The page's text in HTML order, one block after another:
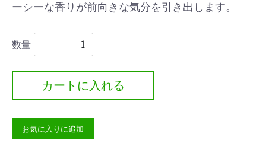
ーシーな香りが前向きな気分を引き出します。
数量
カートに入れる
お気に入りに追加